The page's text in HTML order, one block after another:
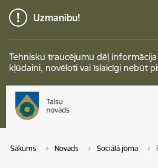
Uzmanību!
Tehnisku traucējumu dēļ
kļūdaini, novēloti vai īslaicīgi nebūt
Sākums Novads Sociālā joma